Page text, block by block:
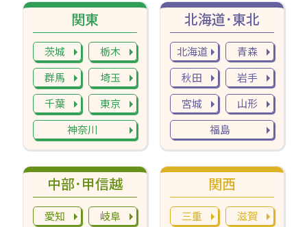
中部･甲信越
愛知
岐阜
関西
三重
滋賀
関東
茨城
栃木
群馬
埼玉
千葉
東京
神奈川
北海道･東北
北海道
青森
秋田
岩手
宮城
山形
福島